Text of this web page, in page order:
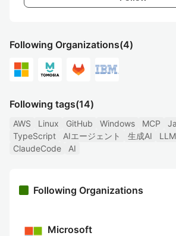
Following Organizations(4)
Following tags(14)
AWS Linux GitHub Windows MCP
TypeScript
AIエージェント 生成AI LLM
ClaudeCode
AI
Following Organizations
Microsoft